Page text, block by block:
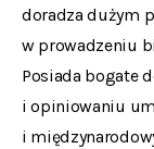
doradza dużym
w prowadzeniu
Posiada bogate
i opiniowaniu
i